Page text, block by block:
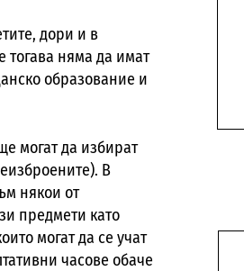
дори и в
тогава няма да имат
образование и
могат да избират
В
някои от
предмети като
могат да се учат
часове обаче